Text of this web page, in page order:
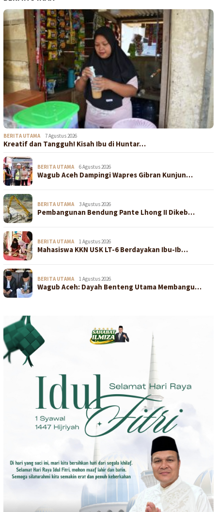
BERITA UTAMA 7 Agustus 2026
Kreatif dan Tangguh! Kisah Ibu di Huntar…
BERITA UTAMA 6 Agustus 2026
Wagub Aceh Dampingi Wapres Gibran Kunjun…
BERITA UTAMA 3 Agustus 2026
Pembangunan Bendung Pante Lhong II Dikeb…
BERITA UTAMA 1 Agustus 2026
Mahasiswa KKN USK LT-6 Berdayakan Ibu-Ib…
BERITA UTAMA 1 Agustus 2026
Wagub Aceh: Dayah Benteng Utama Membangu…